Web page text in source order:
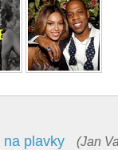
plavky (Jan